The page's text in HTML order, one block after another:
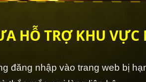
HỖ TRỢ KHU VỰC
đăng nhập vào trang web bị